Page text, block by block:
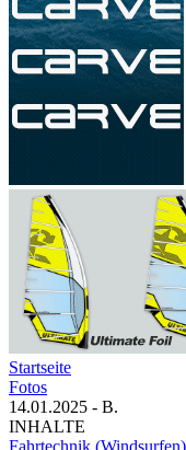
Startseite
Fotos
14.01.2025 - B.
INHALTE